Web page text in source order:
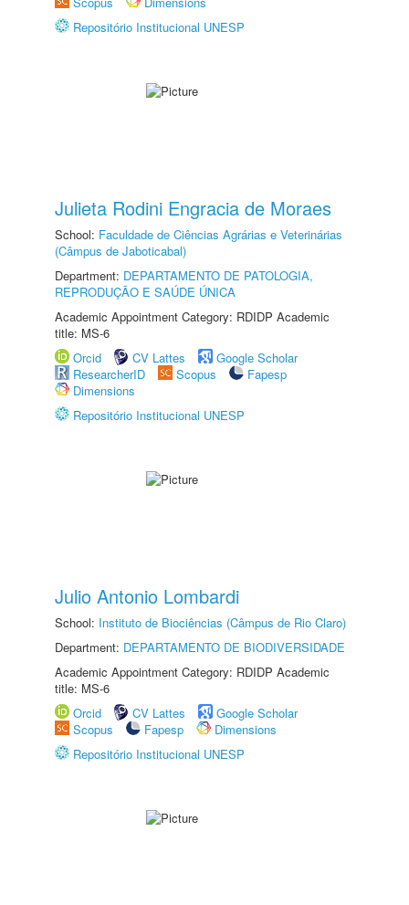
Repositório Institucional UNESP
Julieta Rodini Engracia de Moraes
School: Faculdade de Ciências Agrárias e Veterinárias
(Câmpus de Jaboticabal)
Department: DEPARTAMENTO DE PATOLOGIA,
REPRODUÇÃO E SAÚDE ÚNICA
Academic Appointment Category: RDIDP Academic
title: MS-6
Orcid
CV Lattes
Google Scholar
ResearcherID
Scopus
Fapesp
Dimensions
Repositório Institucional UNESP
Julio Antonio Lombardi
School: Instituto de Biociências (Câmpus de Rio Claro)
Department: DEPARTAMENTO DE BIODIVERSIDADE
Academic Appointment Category: RDIDP Academic
title: MS-6
Orcid
CV Lattes
Google Scholar
Scopus
Fapesp
Dimensions
Repositório Institucional UNESP